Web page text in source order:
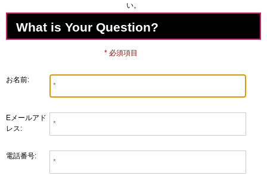
い。
What is Your Question?
* 必須項目
お名前:
Eメールアド
レス:
電話番号: